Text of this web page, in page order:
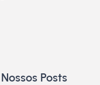
Nossos Posts